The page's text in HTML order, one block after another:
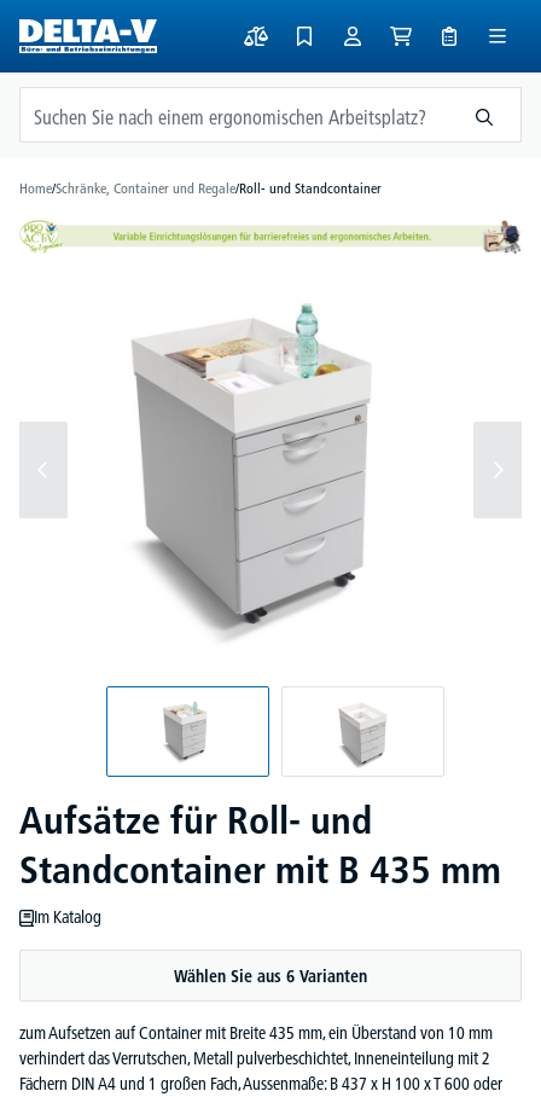
springen
Home/Schränke, Container und Regale/Roll- und Standcontainer
Aufsätze für Roll- und
Standcontainer mit B 435 mm
Im Katalog
Wählen Sie aus 6 Varianten
zum Aufsetzen auf Container mit Breite 435 mm, ein Überstand von 10 mm
verhindert das Verrutschen, Metall pulverbeschichtet, Inneneinteilung mit 2
Fächern DIN A4 und 1 großen Fach, Aussenmaße: B 437 x H 100 x T 600 oder